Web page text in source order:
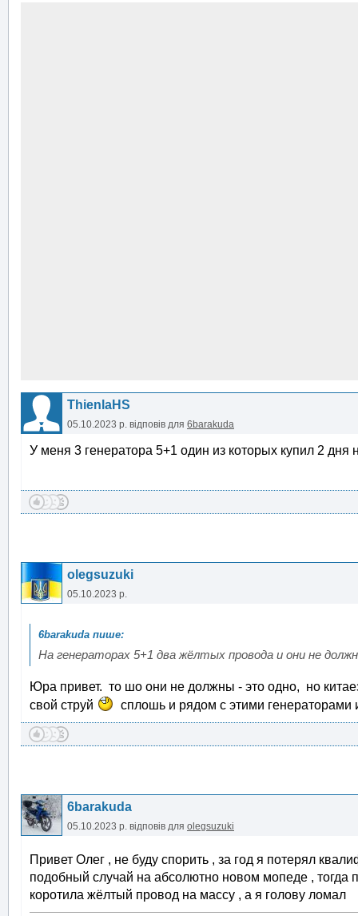
ThienlaHS
05.10.2023 р. відповів для 6barakuda
У меня 3 генератора 5+1 один из которых купил 2
olegsuzuki
05.10.2023 р.
На генераторах 5+1 два жёлтых провода и они не
Юра привет. то шо они не должны - это одно, но
свой струй
сплошь и рядом с этими
6barakuda
05.10.2023 р. відповів для olegsuzuki
Привет Олег , не буду спорить , за год я потерял
подобный случай на абсолютно новом мопеде ,
коротила жёлтый провод на массу , а я голову ломал